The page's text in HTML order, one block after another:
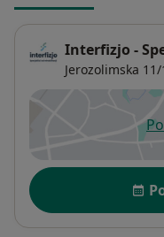
Interfizjo -
Jerozolimska 11/
Dostępność